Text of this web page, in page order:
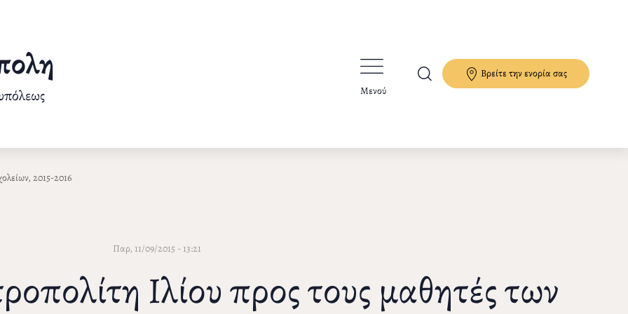
Μενού
Βρείτε την ενορία σας
2015-2016
Παρ, 11/09/2015 - 13:21
Ιλίου προς τους μαθητές των